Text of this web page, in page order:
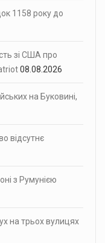
1158 року до
зі США про
08.08.2026
на Буковині,
відсутнє
з Румунією
на трьох вулицях